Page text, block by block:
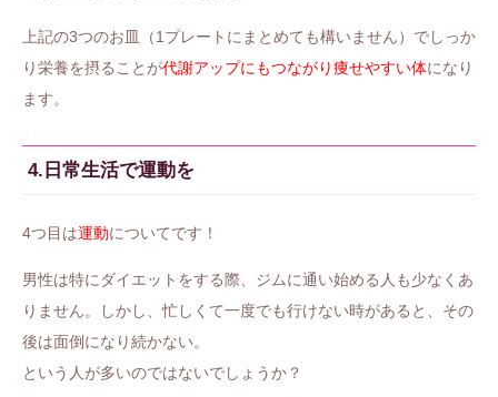
上記の3つのお皿（1プレートにまとめても構いません）でしっか
り栄養を摂ることが代謝アップにもつながり痩せやすい体になり
ます。
4.日常生活で運動を
4つ目は運動についてです！
男性は特にダイエットをする際、ジムに通い始める人も少なくあ
りません。しかし、忙しくて一度でも行けない時があると、その
後は面倒になり続かない。
という人が多いのではないでしょうか？